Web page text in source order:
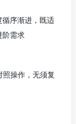
序渐进，既适
阶需求
操作，无须复